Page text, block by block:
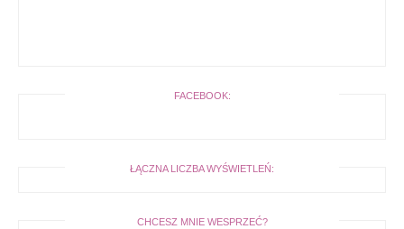
FACEBOOK:
ŁĄCZNA LICZBA WYŚWIETLEŃ:
CHCESZ MNIE WESPRZEĆ?